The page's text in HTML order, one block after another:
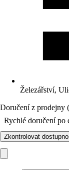
Železářství,
Doručení z prodejny
Rychlé doručení po
Zkontrolovat